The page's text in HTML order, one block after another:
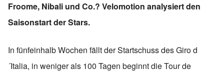
Froome, Nibali und Co.? Velomotion analysiert den
Saisonstart der Stars.
In fünfeinhalb Wochen fällt der Startschuss des Giro d
´Italia, in weniger als 100 Tagen beginnt die Tour de